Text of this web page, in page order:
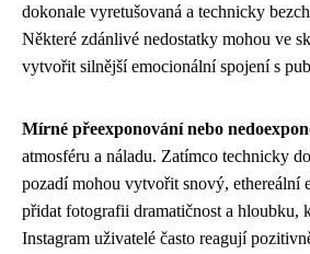
dokonale vyretušovaná a technicky
Některé zdánlivé nedostatky mohou ve
vytvořit silnější emocionální spojení s
Mírné přeexponování nebo
atmosféru a náladu. Zatímco technicky
pozadí mohou vytvořit snový, ethereální
přidat fotografii dramatičnost a hloubku,
Instagram uživatelé často reagují